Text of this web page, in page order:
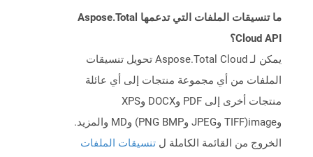
ما تنسيقات الملفات التي تدعمها Aspose.Total
Cloud API؟
يمكن لـ Aspose.Total Cloud تحويل تنسيقات
الملفات من أي مجموعة منتجات إلى أي عائلة
منتجات أخرى إلى PDF وDOCX وXPS
وimage(TIFF وJPEG وPNG BMP) وMD والمزيد.
الخروج من القائمة الكاملة ل تنسيقات الملفات